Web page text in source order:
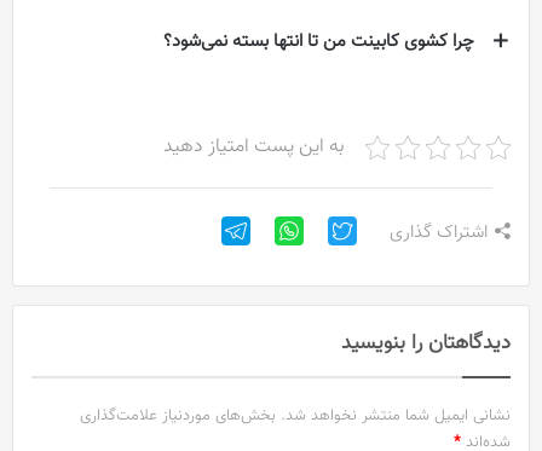
چرا کشوی کابینت من تا انتها بسته نمی‌شود؟
به این پست امتیاز دهید
اشتراک گذاری
دیدگاهتان را بنویسید
نشانی ایمیل شما منتشر نخواهد شد. بخش‌های موردنیاز علامت‌گذاری
شده‌اند *